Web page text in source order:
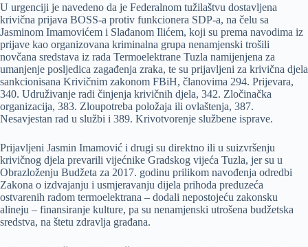
U urgenciji je navedeno da je Federalnom tužilaštvu dostavljena
krivična prijava BOSS-a protiv funkcionera SDP-a, na čelu sa
Jasminom Imamovićem i Slađanom Ilićem, koji su prema navodima iz
prijave kao organizovana kriminalna grupa nenamjenski trošili
novčana sredstava iz rada Termoelektrane Tuzla namijenjena za
umanjenje posljedica zagađenja zraka, te su prijavljeni za krivična djela
sankcionisana Krivičnim zakonom FBiH, članovima 294. Prijevara,
340. Udruživanje radi činjenja krivičnih djela, 342. Zločinačka
organizacija, 383. Zloupotreba položaja ili ovlaštenja, 387.
Nesavjestan rad u službi i 389. Krivotvorenje službene isprave.
Prijavljeni Jasmin Imamović i drugi su direktno ili u suizvršenju
krivičnog djela prevarili vijećnike Gradskog vijeća Tuzla, jer su u
Obrazloženju Budžeta za 2017. godinu prilikom navođenja odredbi
Zakona o izdvajanju i usmjeravanju dijela prihoda preduzeća
ostvarenih radom termoelektrana – dodali nepostojeću zakonsku
alineju – finansiranje kulture, pa su nenamjenski utrošena budžetska
sredstva, na štetu zdravlja građana.